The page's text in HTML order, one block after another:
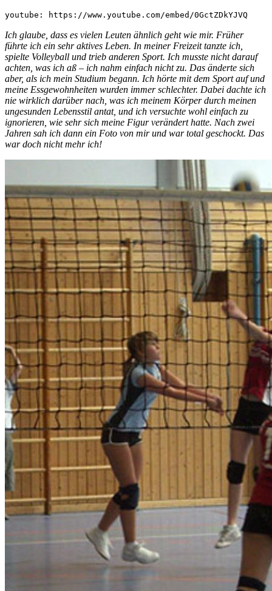
youtube: https://www.youtube.com/embed/0GctZDkYJVQ
Ich glaube, dass es vielen Leuten ähnlich geht wie mir. Früher
führte ich ein sehr aktives Leben. In meiner Freizeit tanzte ich,
spielte Volleyball und trieb anderen Sport. Ich musste nicht darauf
achten, was ich aß – ich nahm einfach nicht zu. Das änderte sich
aber, als ich mein Studium begann. Ich hörte mit dem Sport auf und
meine Essgewohnheiten wurden immer schlechter. Dabei dachte ich
nie wirklich darüber nach, was ich meinem Körper durch meinen
ungesunden Lebensstil antat, und ich versuchte wohl einfach zu
ignorieren, wie sehr sich meine Figur verändert hatte. Nach zwei
Jahren sah ich dann ein Foto von mir und war total geschockt. Das
war doch nicht mehr ich!